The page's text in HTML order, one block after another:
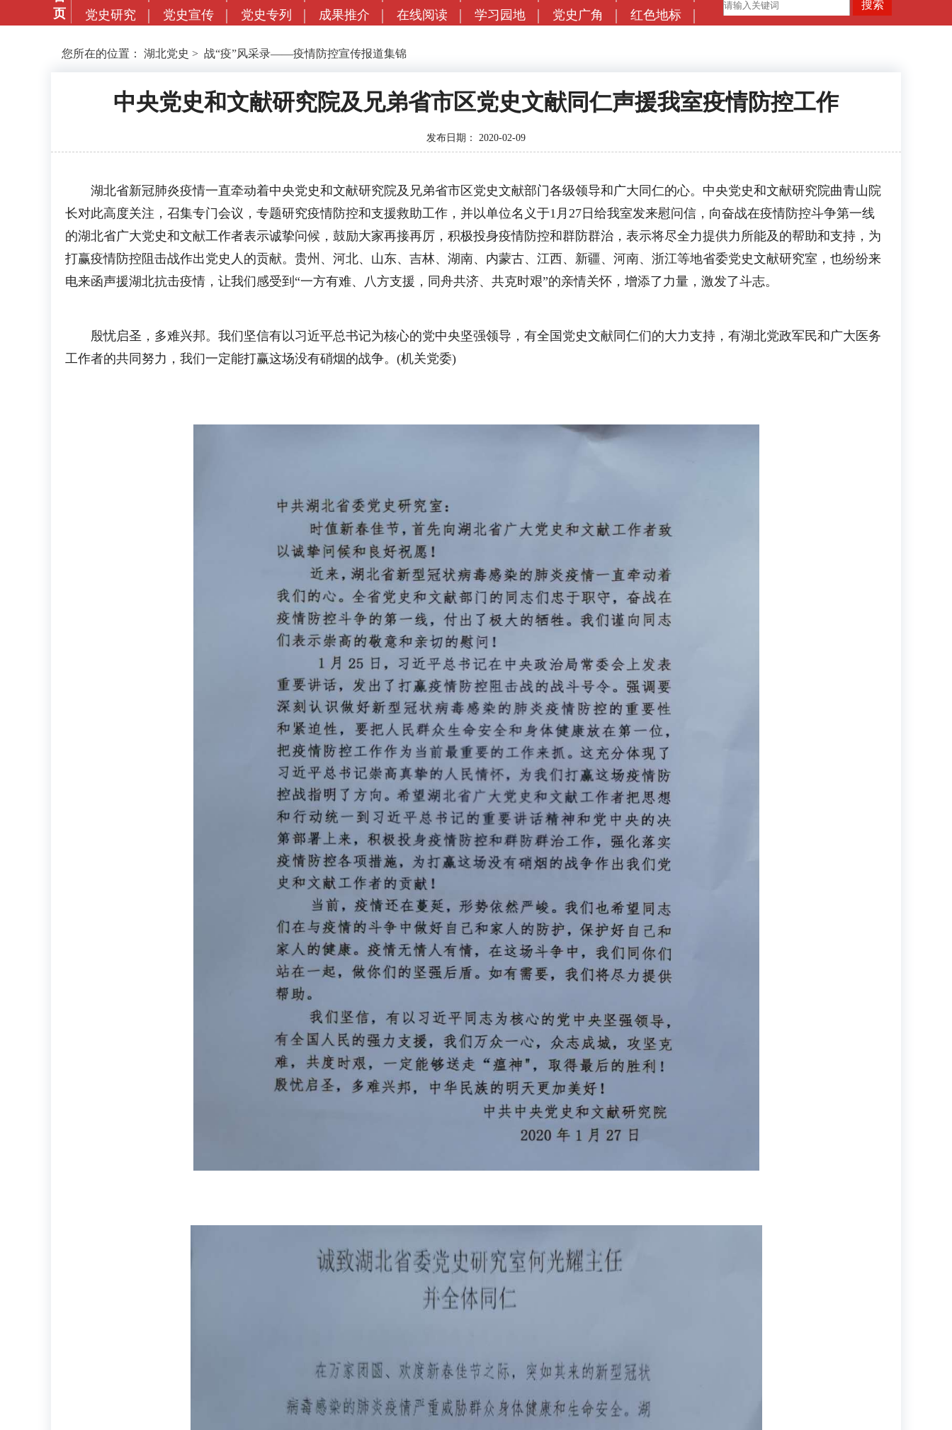
页
党史研究
党史宣传 党史专列 成果推介 在线阅读 学习园地 党史广角 红色地标
您所在的位置： 湖北党史 > 战“疫”风采录——疫情防控宣传报道集锦
中央党史和文献研究院及兄弟省市区党史文献同仁声援我室疫情防控工作
发布日期： 2020-02-09
湖北省新冠肺炎疫情一直牵动着中央党史和文献研究院及兄弟省市区党史文献部门各级领导和广大同仁的心。中央党史和文献研究院曲青山院
长对此高度关注，召集专门会议，专题研究疫情防控和支援救助工作，并以单位名义于1月27日给我室发来慰问信，向奋战在疫情防控斗争第一线
的湖北省广大党史和文献工作者表示诚挚问候，鼓励大家再接再厉，积极投身疫情防控和群防群治，表示将尽全力提供力所能及的帮助和支持，为
打赢疫情防控阻击战作出党史人的贡献。贵州、河北、山东、吉林、湖南、内蒙古、江西、新疆、河南、浙江等地省委党史文献研究室，也纷纷来
电来函声援湖北抗击疫情，让我们感受到“一方有难、八方支援，同舟共济、共克时艰”的亲情关怀，增添了力量，激发了斗志。
殷忧启圣，多难兴邦。我们坚信有以习近平总书记为核心的党中央坚强领导，有全国党史文献同仁们的大力支持，有湖北党政军民和广大医务
工作者的共同努力，我们一定能打赢这场没有硝烟的战争。(机关党委)